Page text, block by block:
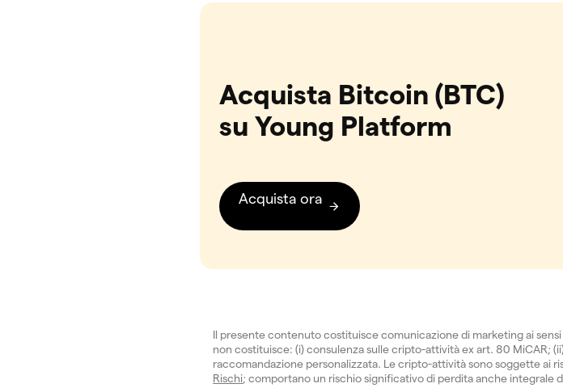
Acquista Bitcoin (BTC)
su Young Platform
Acquista ora
Il presente contenuto costituisce comunicazione di marketing ai
non costituisce: (i) consulenza sulle cripto-attività ex art. 80 MiCAR;
raccomandazione personalizzata. Le cripto-attività sono soggette ai
Rischi; comportano un rischio significativo di perdita anche integrale